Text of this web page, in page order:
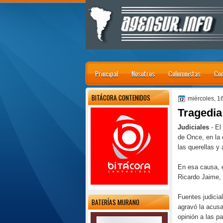
Principal Nosotros Columnistas
miércoles,
Judiciales - El
de Once, en la
las querellas y
En esa causa,
Ricardo
Fuentes
agravó la
opinión a las
BITÁCORA CONTENIDOS
BATERÍAS MURANO